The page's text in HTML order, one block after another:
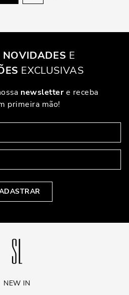
NOVIDADES E
EXCLUSIVAS
newslettere receba
primeira mão!
NEW IN